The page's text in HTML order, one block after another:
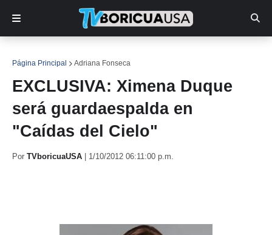
Página Principal Adriana Fonseca
EXCLUSIVA: Ximena Duque
será guardaespalda en
"Caídas del Cielo"
Por TVboricuaUSA 1/10/2012 06:11:00 p.m.